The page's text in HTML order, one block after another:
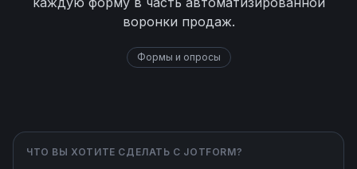
воронки продаж.
Формы и опросы
ЧТО ВЫ ХОТИТЕ СДЕЛАТЬ С JOTFORM?